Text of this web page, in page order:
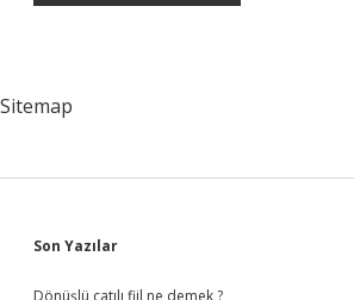
Sitemap
Sidebar
Son Yazılar
Dönüşlü çatılı fiil ne demek ?